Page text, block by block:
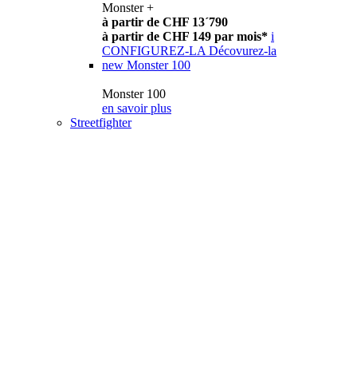
Monster +
à partir de CHF 13´790
à partir de CHF 149 par mois* i
CONFIGUREZ-LA Décovurez-la
new Monster 100
Monster 100
en savoir plus
Streetfighter